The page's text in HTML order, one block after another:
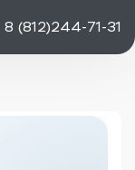
8 (812)244-71-31